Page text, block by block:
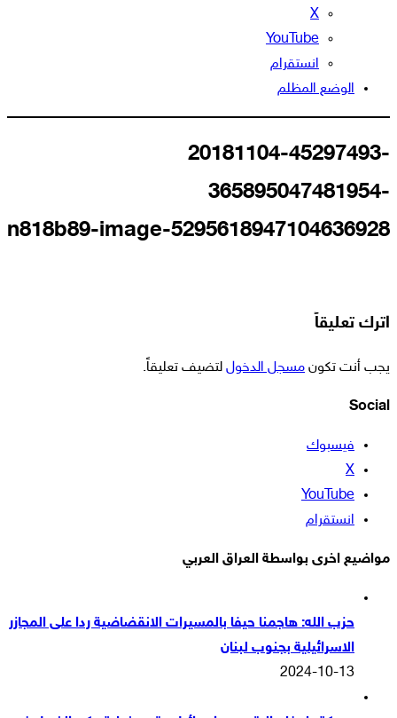
‫X
‫YouTube
انستقرام
الوضع المظلم
20181104-45297493-
365895047481954-
5295618947104636928-n818b89-image
اترك تعليقاً
يجب أنت تكون مسجل الدخول لتضيف تعليقاً.
Social
فيسبوك
‫X
‫YouTube
انستقرام
مواضيع اخرى بواسطة العراق العربي
حزب الله: هاجمنا حيفا بالمسيرات الانقضاضية ردا على المجازر
الاسرائيلية بجنوب لبنان
2024-10-13